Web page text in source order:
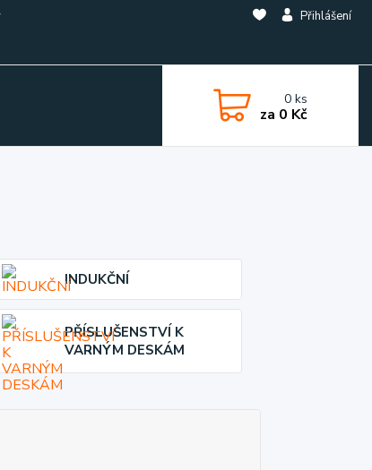
Přihlášení
0 ks
za 0 Kč
INDUKČNÍ
PŘÍSLUŠENSTVÍ K
VARNÝM DESKÁM